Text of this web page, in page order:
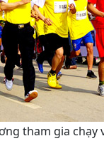
tham gia chạy